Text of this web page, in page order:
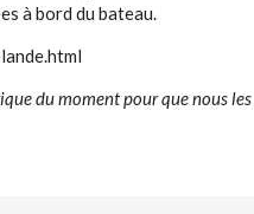
à bord du bateau.
du moment pour que nous les